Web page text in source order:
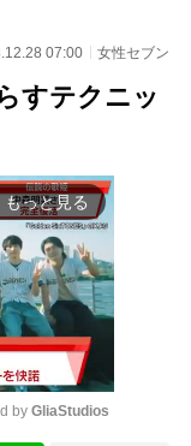
07:00 女性セブン
すテクニッ
もっと見る
by GliaStudios